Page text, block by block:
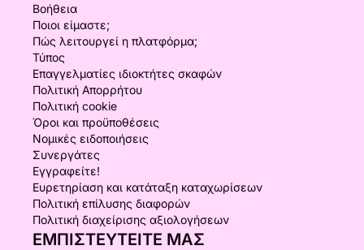
Βοήθεια
Ποιοι είμαστε;
Πώς λειτουργεί η πλατφόρμα;
Τύπος
Επαγγελματίες ιδιοκτήτες σκαφών
Πολιτική Απορρήτου
Πολιτική cookie
Όροι και προϋποθέσεις
Νομικές ειδοποιήσεις
Συνεργάτες
Εγγραφείτε!
Ευρετηρίαση και κατάταξη καταχωρίσεων
Πολιτική επίλυσης διαφορών
Πολιτική διαχείρισης αξιολογήσεων
ΕΜΠΙΣΤΕΥΤΕΊΤΕ ΜΑΣ